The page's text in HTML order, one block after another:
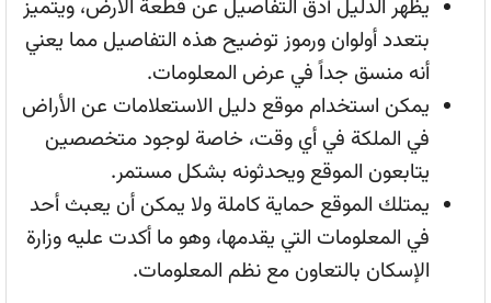
يظهر الدليل أدق التفاصيل عن قطعة الأرض، ويتميز
بتعدد أولوان ورموز توضيح هذه التفاصيل مما يعني
أنه منسق جداً في عرض المعلومات.
يمكن استخدام موقع دليل الاستعلامات عن الأراض
في الملكة في أي وقت، خاصة لوجود متخصصين
يتابعون الموقع ويحدثونه بشكل مستمر.
يمتلك الموقع حماية كاملة ولا يمكن أن يعبث أحد
في المعلومات التي يقدمها، وهو ما أكدت عليه وزارة
الإسكان بالتعاون مع نظم المعلومات.